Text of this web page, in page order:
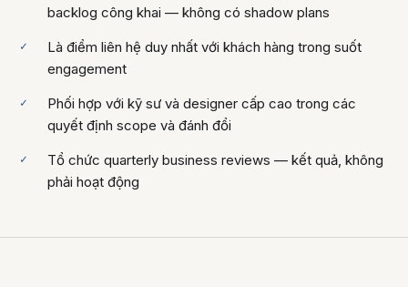
backlog công khai — không có shadow plans
Là điểm liên hệ duy nhất với khách hàng trong suốt
engagement
Phối hợp với kỹ sư và designer cấp cao trong các
quyết định scope và đánh đổi
Tổ chức quarterly business reviews — kết quả, không
phải hoạt động